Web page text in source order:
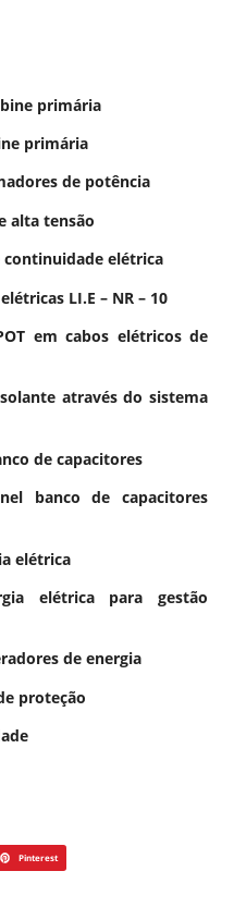
primária
primária
de potência
alta tensão
continuidade elétrica
LI.E – NR – 10
em cabos elétricos de
através do sistema
de capacitores
banco de capacitores
elétrica
elétrica para gestão
de energia
proteção
Pinterest